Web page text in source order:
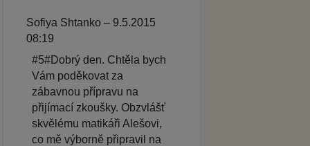
Sofiya Shtanko – 9.5.2015
08:19
#5#Dobrý den. Chtěla bych
Vám poděkovat za
zábavnou přípravu na
přijímací zkoušky. Obzvlášť
skvělému matikáři Alešovi,
co mě výborně připravil na